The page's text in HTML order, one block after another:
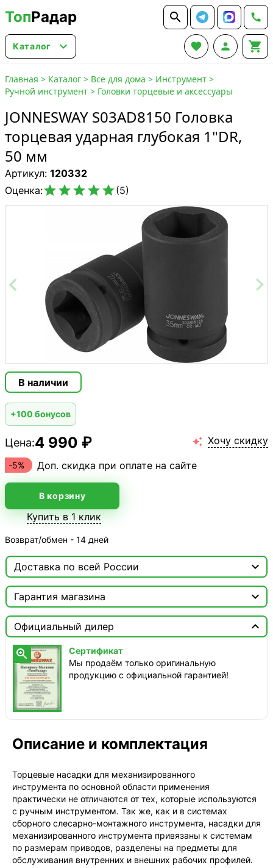
ТопРадар  
Каталог    
Главная > Каталог > Все для дома > Инструмент >
Ручной инструмент > Головки торцевые и аксессуары
JONNESWAY S03AD8150 Головка
торцевая ударная глубокая 1"DR,
50 мм
Артикул: 120332
Оценка:(5)
В наличии
+100 бонусов
Цена:4 990 ₽  Хочу скидку
-5% Доп. скидка при оплате на сайте
В корзину
Купить в 1 клик
Возврат/обмен - 14 дней
Доставка по всей России 

завтра, бесплатно
ТопРадар — Самовывоз
сегодня, бесплатно
наб. Бережковская, д. 20, стр. 19
СДЭК — Пункты выдачи
2-4 дня, от 385 ₽
2-4 дня, от 385 ₽
Гарантия магазина

Сертификат
Мы продаём только оригинальную продукцию с
официальной гарантией!
Официальный дилер


Сертификат
Мы продаём только оригинальную
продукцию с официальной гарантией!
Описание и комплектация
Торцевые насадки для механизированного
инструмента по основной области применения
практически не отличаются от тех, которые используются
с ручным инструментом. Так же, как и в системах
сборного слесарно-монтажного инструмента, насадки для
механизированного инструмента привязаны к системам
по размерам приводов, разделены на предметы для
обслуживания внутренних и внешних рабочих профилей.